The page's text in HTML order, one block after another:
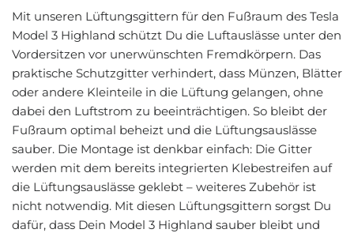
Mit unseren Lüftungsgittern für den Fußraum des Tesla
Model 3 Highland schützt Du die Luftauslässe unter den
Vordersitzen vor unerwünschten Fremdkörpern. Das
praktische Schutzgitter verhindert, dass Münzen, Blätter
oder andere Kleinteile in die Lüftung gelangen, ohne
dabei den Luftstrom zu beeinträchtigen. So bleibt der
Fußraum optimal beheizt und die Lüftungsauslässe
sauber. Die Montage ist denkbar einfach: Die Gitter
werden mit dem bereits integrierten Klebestreifen auf
die Lüftungsauslässe geklebt – weiteres Zubehör ist
nicht notwendig. Mit diesen Lüftungsgittern sorgst Du
dafür, dass Dein Model 3 Highland sauber bleibt und